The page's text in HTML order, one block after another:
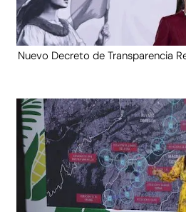
Nuevo Decreto de Transparencia